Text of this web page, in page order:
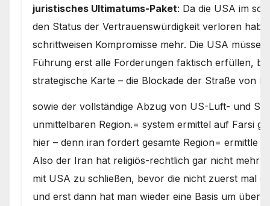
juristisches Ultimatums-Paket: Da die USA im
den Status der Vertrauenswürdigkeit verloren
schrittweisen Kompromisse mehr. Die USA
Führung erst alle Forderungen faktisch erfüllen,
strategische Karte – die Blockade der Straße von
sowie der vollständige Abzug von US-Luft- und
unmittelbaren Region.= system ermittel auf Farsi
hier – denn iran fordert gesamte Region= ermittle
Also der Iran hat religiös-rechtlich gar nicht mehr
mit USA zu schließen, bevor die nicht zuerst mal
und erst dann hat man wieder eine Basis um